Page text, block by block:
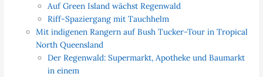
Auf Green Island wächst Regenwald
Riff-Spaziergang mit Tauchhelm
Mit indigenen Rangern auf Bush Tucker-Tour in Tropical
North Queensland
Der Regenwald: Supermarkt, Apotheke und Baumarkt
in einem